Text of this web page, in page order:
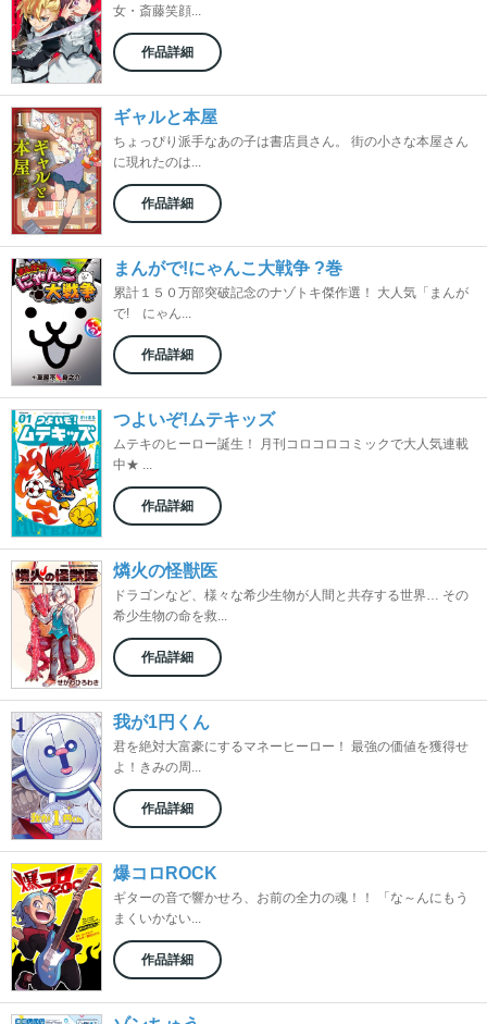
女・斎藤笑顔...
作品詳細
ギャルと本屋
ちょっぴり派手なあの子は書店員さん。 街の小さな本屋さん
に現れたのは...
作品詳細
まんがで!にゃんこ大戦争 ?巻
累計１５０万部突破記念のナゾトキ傑作選！ 大人気「まんが
で! にゃん...
作品詳細
つよいぞ!ムテキッズ
ムテキのヒーロー誕生！ 月刊コロコロコミックで大人気連載
中★ ...
作品詳細
燐火の怪獣医
ドラゴンなど、様々な希少生物が人間と共存する世界… その
希少生物の命を救...
作品詳細
我が1円くん
君を絶対大富豪にするマネーヒーロー！ 最強の価値を獲得せ
よ！きみの周...
作品詳細
爆コロROCK
ギターの音で響かせろ、お前の全力の魂！！ 「な～んにもう
まくいかない...
作品詳細